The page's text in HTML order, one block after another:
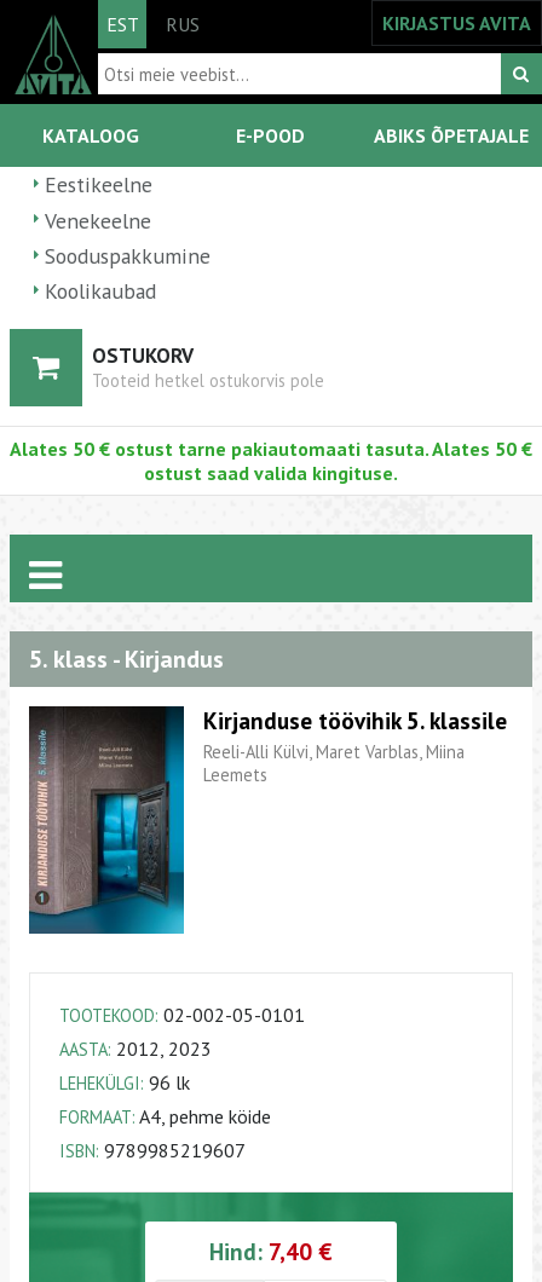
EST RUS KIRJASTUS AVITA
KATALOOG E-POOD ABIKS ÕPETAJALE
Eestikeelne
Venekeelne
Sooduspakkumine
Koolikaubad
OSTUKORV
Tooteid hetkel ostukorvis pole
Alates 50 € ostust tarne pakiautomaati tasuta. Alates 50 €
ostust saad valida kingituse.
5. klass - Kirjandus
Kirjanduse töövihik 5. klassile
Reeli-Alli Külvi, Maret Varblas, Miina
Leemets
TOOTEKOOD: 02-002-05-0101
AASTA: 2012, 2023
LEHEKÜLGI: 96 lk
FORMAAT: A4, pehme köide
ISBN: 9789985219607
Hind: 7,40 €